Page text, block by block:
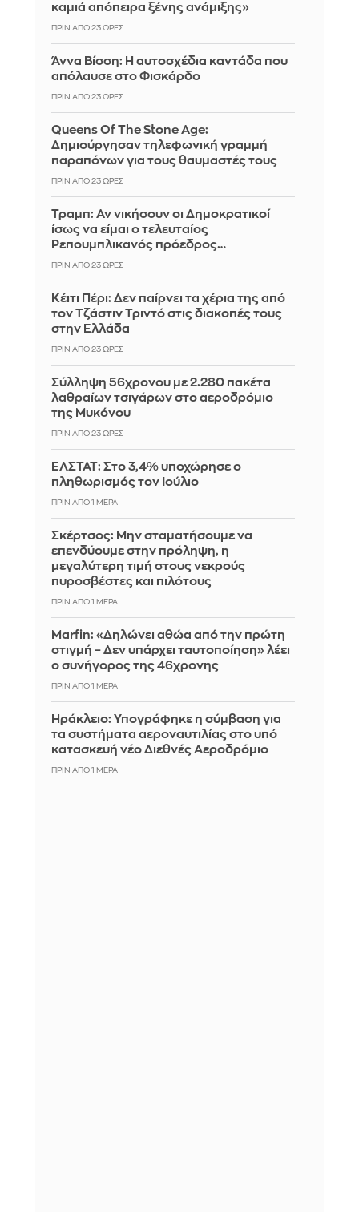
καμιά απόπειρα ξένης ανάμιξης»
ΠΡΙΝ ΑΠΌ 23 ΏΡΕΣ
Άννα Βίσση: Η αυτοσχέδια καντάδα που
απόλαυσε στο Φισκάρδο
ΠΡΙΝ ΑΠΌ 23 ΏΡΕΣ
Queens Of The Stone Age:
Δημιούργησαν τηλεφωνική γραμμή
παραπόνων για τους θαυμαστές τους
ΠΡΙΝ ΑΠΌ 23 ΏΡΕΣ
Τραμπ: Αν νικήσουν οι Δημοκρατικοί
ίσως να είμαι ο τελευταίος
Ρεπουμπλικανός πρόεδρος…
ΠΡΙΝ ΑΠΌ 23 ΏΡΕΣ
Κέιτι Πέρι: Δεν παίρνει τα χέρια της από
τον Τζάστιν Τριντό στις διακοπές τους
στην Ελλάδα
ΠΡΙΝ ΑΠΌ 23 ΏΡΕΣ
Σύλληψη 56χρονου με 2.280 πακέτα
λαθραίων τσιγάρων στο αεροδρόμιο
της Μυκόνου
ΠΡΙΝ ΑΠΌ 23 ΏΡΕΣ
ΕΛΣΤΑΤ: Στο 3,4% υποχώρησε ο
πληθωρισμός τον Ιούλιο
ΠΡΙΝ ΑΠΌ 1 ΜΈΡΑ
Σκέρτσος: Μην σταματήσουμε να
επενδύουμε στην πρόληψη, η
μεγαλύτερη τιμή στους νεκρούς
πυροσβέστες και πιλότους
ΠΡΙΝ ΑΠΌ 1 ΜΈΡΑ
Marfin: «Δηλώνει αθώα από την πρώτη
στιγμή – Δεν υπάρχει ταυτοποίηση» λέει
ο συνήγορος της 46χρονης
ΠΡΙΝ ΑΠΌ 1 ΜΈΡΑ
Ηράκλειο: Υπογράφηκε η σύμβαση για
τα συστήματα αεροναυτιλίας στο υπό
κατασκευή νέο Διεθνές Αεροδρόμιο
ΠΡΙΝ ΑΠΌ 1 ΜΈΡΑ